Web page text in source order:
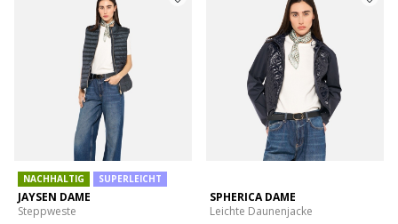
NACHHALTIG SUPERLEICHT
JAYSEN DAME
Steppweste
SPHERICA DAME
Leichte Daunenjacke